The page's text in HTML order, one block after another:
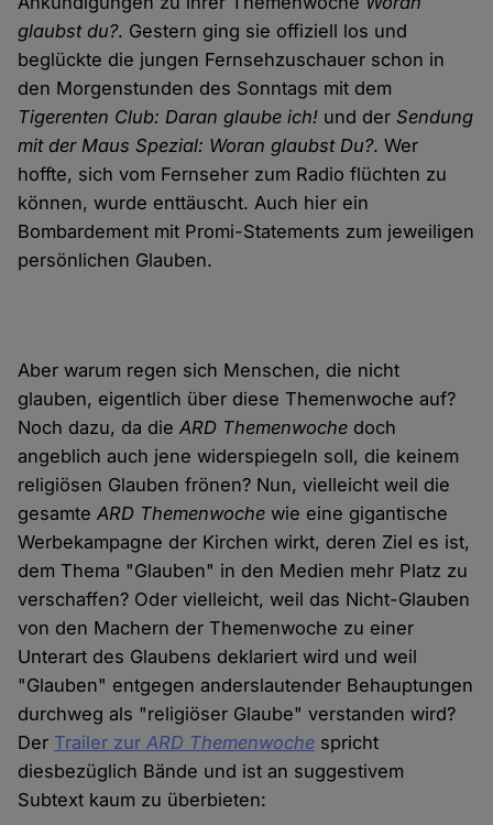
glaubst du?. Gestern ging sie offiziell los und
beglückte die jungen Fernsehzuschauer schon in
den Morgenstunden des Sonntags mit dem
Tigerenten Club: Daran glaube ich! und derSendung
mit der Maus Spezial: Woran glaubst Du?. Wer
hoffte, sich vom Fernseher zum Radio flüchten zu
können, wurde enttäuscht. Auch hier ein
Bombardement mit Promi-Statements zum jeweiligen
persönlichen Glauben.
Aber warum regen sich Menschen, die nicht
glauben, eigentlich über diese Themenwoche auf?
Noch dazu, da dieARD Themenwoche doch
angeblich auch jene widerspiegeln soll, die keinem
religiösen Glauben frönen? Nun, vielleicht weil die
gesamteARD Themenwoche wie eine gigantische
Werbekampagne der Kirchen wirkt, deren Ziel es ist,
dem Thema "Glauben" in den Medien mehr Platz zu
verschaffen? Oder vielleicht, weil das Nicht-Glauben
von den Machern der Themenwoche zu einer
Unterart des Glaubens deklariert wird und weil
"Glauben" entgegen anderslautender Behauptungen
durchweg als "religiöser Glaube" verstanden wird?
Der Trailer zurARD Themenwoche spricht
diesbezüglich Bände und ist an suggestivem
Subtext kaum zu überbieten: